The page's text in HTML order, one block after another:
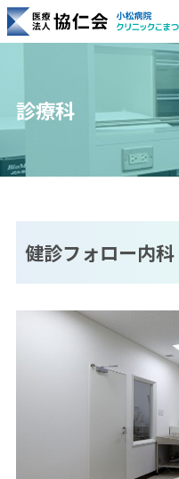
協仁会小松病院
診療科
健診フォロー内科